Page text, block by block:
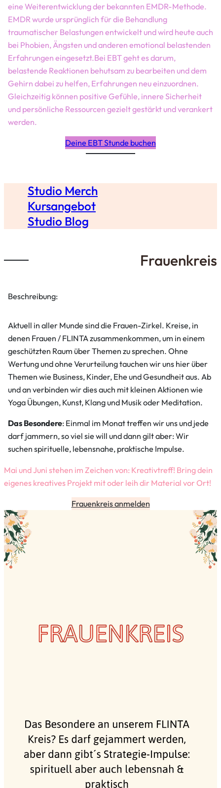
eine Weiterentwicklung der bekannten EMDR-Methode.
EMDR wurde ursprünglich für die Behandlung
traumatischer Belastungen entwickelt und wird heute auch
bei Phobien, Ängsten und anderen emotional belastenden
Erfahrungen eingesetzt.Bei EBT geht es darum,
belastende Reaktionen behutsam zu bearbeiten und dem
Gehirn dabei zu helfen, Erfahrungen neu einzuordnen.
Gleichzeitig können positive Gefühle, innere Sicherheit
und persönliche Ressourcen gezielt gestärkt und verankert
werden.
Deine EBT Stunde buchen
Studio Merch
Kursangebot
Studio Blog
Frauenkreis
Beschreibung:
Aktuell in aller Munde sind die Frauen-Zirkel. Kreise, in
denen Frauen / FLINTA zusammenkommen, um in einem
geschützten Raum über Themen zu sprechen. Ohne
Wertung und ohne Verurteilung tauchen wir uns hier über
Themen wie Business, Kinder, Ehe und Gesundheit aus. Ab
und an verbinden wir dies auch mit kleinen Aktionen wie
Yoga Übungen, Kunst, Klang und Musik oder Meditation.
Das Besondere: Einmal im Monat treffen wir uns und jede
darf jammern, so viel sie will und dann gilt aber: Wir
suchen spirituelle, lebensnahe, praktische Impulse.
Mai und Juni stehen im Zeichen von: Kreativtreff! Bring dein
eigenes kreatives Projekt mit oder leih dir Material vor Ort!
Frauenkreis anmelden